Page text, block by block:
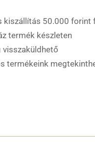
kiszállítás 50.000 forint
termék készleten
visszaküldhető
termékeink